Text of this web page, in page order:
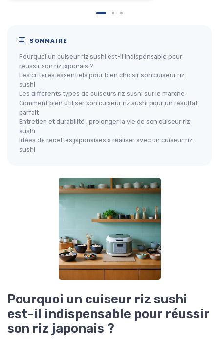
SOMMAIRE
Pourquoi un cuiseur riz sushi est-il indispensable pour
réussir son riz japonais ?
Les critères essentiels pour bien choisir son cuiseur riz
sushi
Les différents types de cuiseurs riz sushi sur le marché
Comment bien utiliser son cuiseur riz sushi pour un résultat
parfait
Entretien et durabilité : prolonger la vie de son cuiseur riz
sushi
Idées de recettes japonaises à réaliser avec un cuiseur riz
sushi
Pourquoi un cuiseur riz sushi
est-il indispensable pour réussir
son riz japonais ?